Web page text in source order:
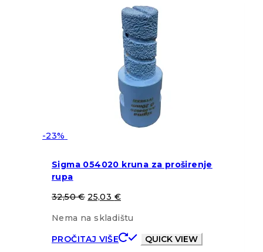
-23%
Sigma 054020 kruna za proširenje
rupa
32,50€ 25,03 €
Nema na skladištu
PROČITAJ VIŠE
QUICK VIEW